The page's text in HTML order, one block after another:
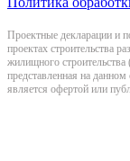
Проектные декларации и
проектах строительства
жилищного
представленная на
является офертой или